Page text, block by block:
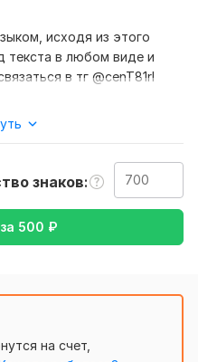
исходя из этого
текста в любом виде и
в тг @cenT81rl
в формате документа,
Культура и
знаков
500 ₽
на счет,